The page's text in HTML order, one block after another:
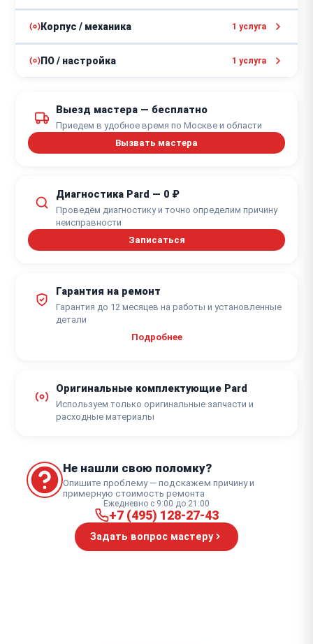
Ремонт кнопок управления
от 30 минут
от 1500 ₽
Корпус / механика 1 услуга
Замена корпуса
от 1 часа
от 2000 ₽
ПО / настройка 1 услуга
от 1 часаВыезд мастера — бесплатно
Приедем в удобное время по Москве и области
Вызвать мастера
Диагностика Pard — 0 ₽
Проведём диагностику и точно определим причину
неисправности
Записаться
Гарантия на ремонт
Гарантия до 12 месяцев на работы и установленные
детали
Подробнее
Оригинальные комплектующие Pard
Используем только оригинальные запчасти и
расходные материалы
Не нашли свою поломку?
Опишите проблему — подскажем причину и
примерную стоимость ремонта
Ежедневно с 9:00 до 21:00
+7 (495) 128-27-43
Задать вопрос мастеру